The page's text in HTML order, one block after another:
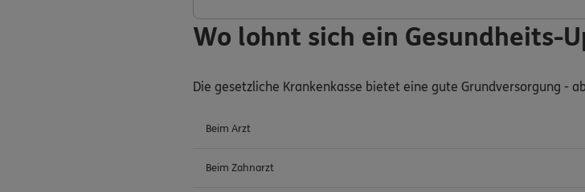
Wo lohnt sich ein Gesundheits-
Die gesetzliche Krankenkasse bietet eine gute Grundversorgung -
Beim Arzt
Beim Zahnarzt